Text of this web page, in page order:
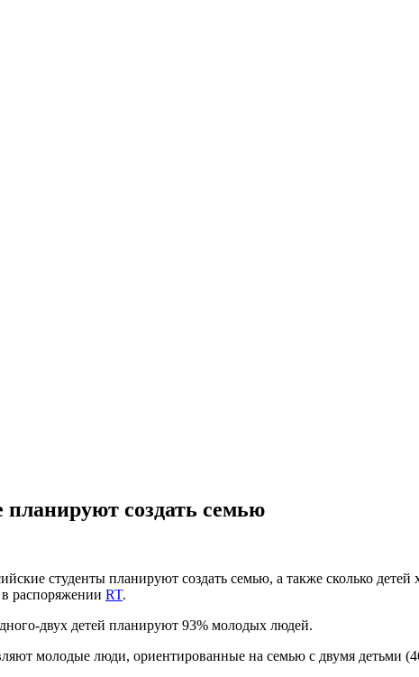
планируют создать семью
студенты планируют создать семью, а также сколько детей
распоряжении RT.
двух детей планируют 93% молодых людей.
молодые люди, ориентированные на семью с двумя детьми